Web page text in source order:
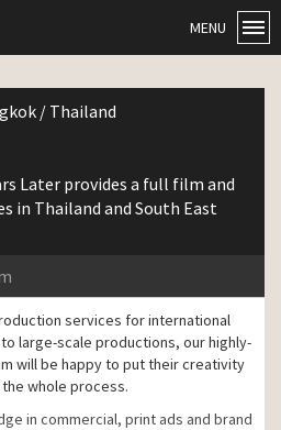
MENU
/ Thailand
Later provides a full film and
in Thailand and South East
services for international
large-scale productions, our highly-
will be happy to put their creativity
whole process.
in commercial, print ads and brand